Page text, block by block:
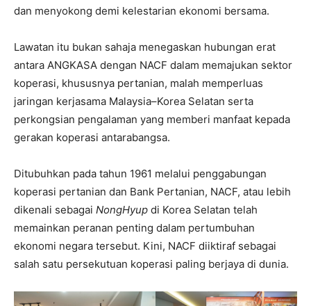
dan menyokong demi kelestarian ekonomi bersama.
Lawatan itu bukan sahaja menegaskan hubungan erat
antara ANGKASA dengan NACF dalam memajukan sektor
koperasi, khususnya pertanian, malah memperluas
jaringan kerjasama Malaysia–Korea Selatan serta
perkongsian pengalaman yang memberi manfaat kepada
gerakan koperasi antarabangsa.
Ditubuhkan pada tahun 1961 melalui penggabungan
koperasi pertanian dan Bank Pertanian, NACF, atau lebih
dikenali sebagai NongHyup di Korea Selatan telah
memainkan peranan penting dalam pertumbuhan
ekonomi negara tersebut. Kini, NACF diiktiraf sebagai
salah satu persekutuan koperasi paling berjaya di dunia.